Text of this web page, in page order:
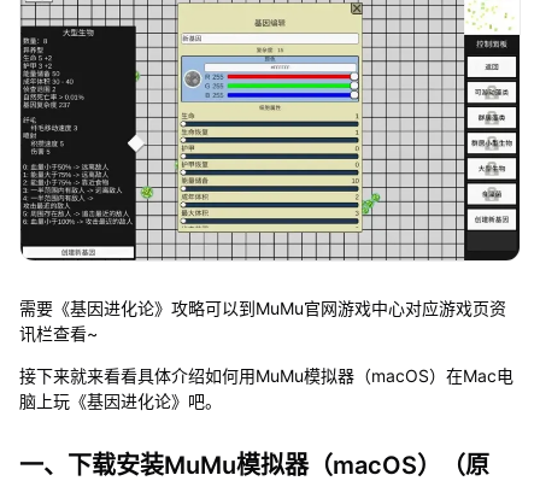
需要《基因进化论》攻略可以到MuMu官网游戏中心对应游戏页资
讯栏查看~
接下来就来看看具体介绍如何用MuMu模拟器（macOS）在Mac电
脑上玩《基因进化论》吧。
一、下载安装MuMu模拟器（macOS）（原